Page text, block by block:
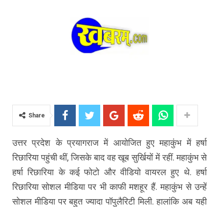
Share
उत्तर प्रदेश के प्रयागराज में आयोजित हुए महाकुंभ में हर्षा
रिछारिया पहुंची थीं, जिसके बाद वह खूब सुर्खियों में रहीं. महाकुंभ से
हर्षा रिछारिया के कई फोटो और वीडियो वायरल हुए थे. हर्षा
रिछारिया सोशल मीडिया पर भी काफी मशहूर हैं. महाकुंभ से उन्हें
सोशल मीडिया पर बहुत ज्यादा पॉपुलैरिटी मिली. हालांकि अब यही